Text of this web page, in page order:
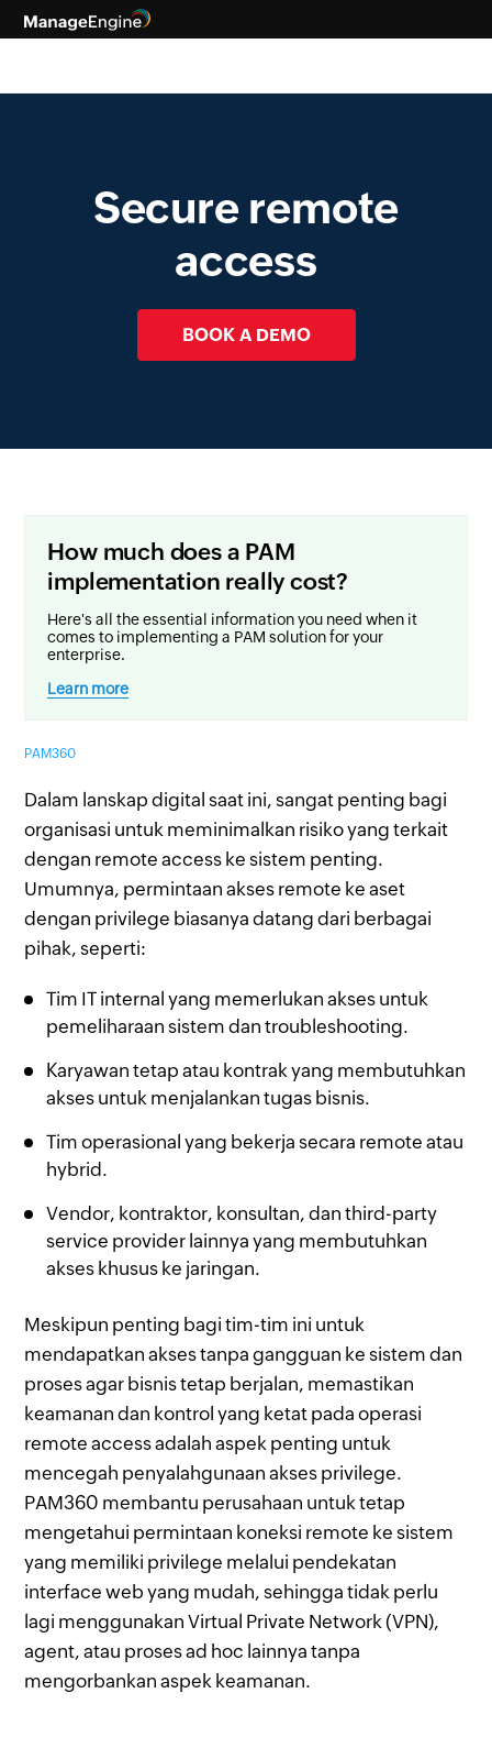
Secure remote
access
BOOK A DEMO
How much does a PAM
implementation really cost?
Here's all the essential information you need when it
comes to implementing a PAM solution for your
enterprise.
Learn more
PAM360
Dalam lanskap digital saat ini, sangat penting bagi
organisasi untuk meminimalkan risiko yang terkait
dengan remote access ke sistem penting.
Umumnya, permintaan akses remote ke aset
dengan privilege biasanya datang dari berbagai
pihak, seperti:
Tim IT internal yang memerlukan akses untuk
pemeliharaan sistem dan troubleshooting.
Karyawan tetap atau kontrak yang membutuhkan
akses untuk menjalankan tugas bisnis.
Tim operasional yang bekerja secara remote atau
hybrid.
Vendor, kontraktor, konsultan, dan third-party
service provider lainnya yang membutuhkan
akses khusus ke jaringan.
Meskipun penting bagi tim-tim ini untuk
mendapatkan akses tanpa gangguan ke sistem dan
proses agar bisnis tetap berjalan, memastikan
keamanan dan kontrol yang ketat pada operasi
remote access adalah aspek penting untuk
mencegah penyalahgunaan akses privilege.
PAM360 membantu perusahaan untuk tetap
mengetahui permintaan koneksi remote ke sistem
yang memiliki privilege melalui pendekatan
interface web yang mudah, sehingga tidak perlu
lagi menggunakan Virtual Private Network (VPN),
agent, atau proses ad hoc lainnya tanpa
mengorbankan aspek keamanan.